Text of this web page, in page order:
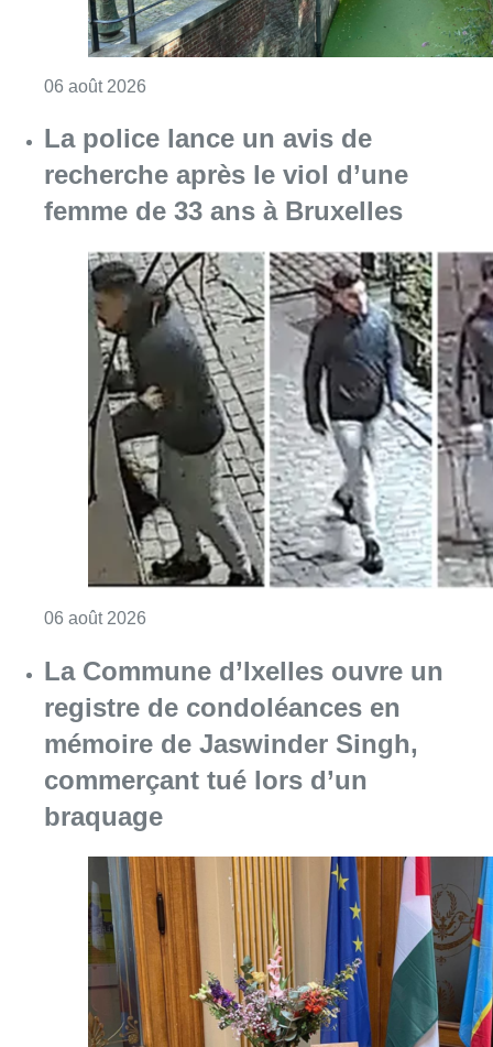
06 août 2026 Consulter l'article "La police lance un avis
La Commune d’Ixelles ouvre un
registre de condoléances en
mémoire de Jaswinder Singh,
commerçant tué lors d’un
braquage
06 août 2026 Consulter l'article "La Commune d’Ixelles
Un marathon de contrôles de
vitesse organisé ce week-end